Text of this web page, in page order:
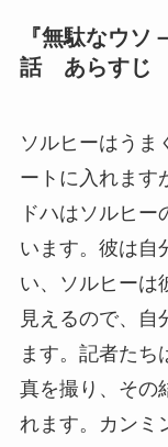
『無駄なウソ
話 あらすじ
ソルヒーはうま
ートに入れます
ドハはソルヒ
います。彼は自
い、ソルヒーは
見えるので、自
ます。記者たち
真を撮り、その
れます。カンミ